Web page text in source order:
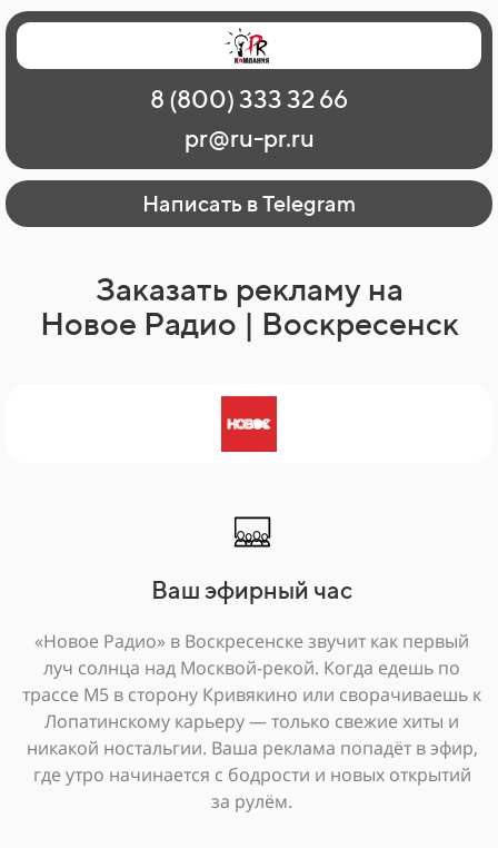
Главная
Наши работы
О рекламе
Регионы
Контакты
8 (800) 333 32 66
pr@ru-pr.ru
Написать в Telegram
Заказать рекламу на
Новое Радио | Воскресенск
Ваш эфирный час
«Новое Радио» в Воскресенске звучит как первый
луч солнца над Москвой-рекой. Когда едешь по
трассе М5 в сторону Кривякино или сворачиваешь к
Лопатинскому карьеру — только свежие хиты и
никакой ностальгии. Ваша реклама попадёт в эфир,
где утро начинается с бодрости и новых открытий
за рулём.